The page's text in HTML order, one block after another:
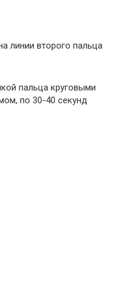
линии второго пальца
пальца круговыми
по 30-40 секунд